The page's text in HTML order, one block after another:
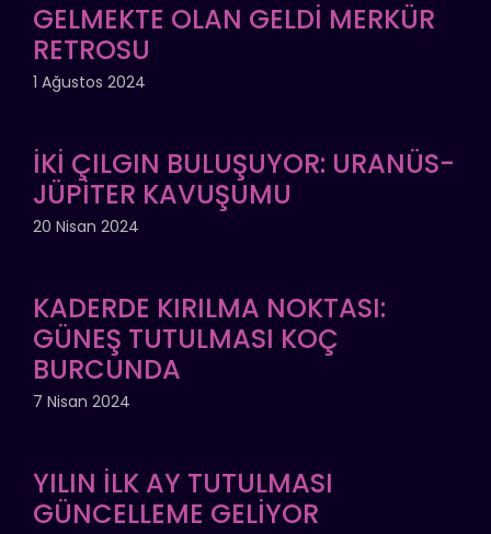
GELMEKTE OLAN GELDİ MERKÜR
RETROSU
1 Ağustos 2024
İKİ ÇILGIN BULUŞUYOR: URANÜS-
JÜPİTER KAVUŞUMU
20 Nisan 2024
KADERDE KIRILMA NOKTASI:
GÜNEŞ TUTULMASI KOÇ
BURCUNDA
7 Nisan 2024
YILIN İLK AY TUTULMASI
GÜNCELLEME GELİYOR